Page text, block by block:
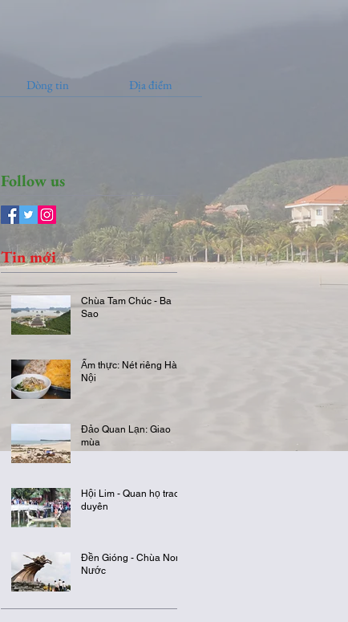
Dòng tin Địa điểm
Follow us
Tin mới
Chùa Tam Chúc - Ba
Sao
Ẩm thực: Nét riêng Hà
Nội
Đảo Quan Lạn: Giao
mùa
Hội Lim - Quan họ trao
duyên
Đền Gióng - Chùa Non
Nước